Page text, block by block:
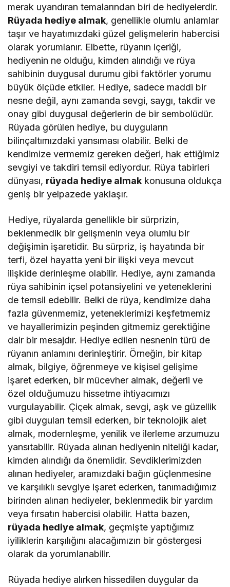
merak uyandıran temalarından biri de hediyelerdir.
Rüyada hediye almak, genellikle olumlu anlamlar
taşır ve hayatımızdaki güzel gelişmelerin habercisi
olarak yorumlanır. Elbette, rüyanın içeriği,
hediyenin ne olduğu, kimden alındığı ve rüya
sahibinin duygusal durumu gibi faktörler yorumu
büyük ölçüde etkiler. Hediye, sadece maddi bir
nesne değil, aynı zamanda sevgi, saygı, takdir ve
onay gibi duygusal değerlerin de bir sembolüdür.
Rüyada görülen hediye, bu duyguların
bilinçaltımızdaki yansıması olabilir. Belki de
kendimize vermemiz gereken değeri, hak ettiğimiz
sevgiyi ve takdiri temsil ediyordur. Rüya tabirleri
dünyası, rüyada hediye almak konusuna oldukça
geniş bir yelpazede yaklaşır.
Hediye, rüyalarda genellikle bir sürprizin,
beklenmedik bir gelişmenin veya olumlu bir
değişimin işaretidir. Bu sürpriz, iş hayatında bir
terfi, özel hayatta yeni bir ilişki veya mevcut
ilişkide derinleşme olabilir. Hediye, aynı zamanda
rüya sahibinin içsel potansiyelini ve yeteneklerini
de temsil edebilir. Belki de rüya, kendimize daha
fazla güvenmemiz, yeteneklerimizi keşfetmemiz
ve hayallerimizin peşinden gitmemiz gerektiğine
dair bir mesajdır. Hediye edilen nesnenin türü de
rüyanın anlamını derinleştirir. Örneğin, bir kitap
almak, bilgiye, öğrenmeye ve kişisel gelişime
işaret ederken, bir mücevher almak, değerli ve
özel olduğumuzu hissetme ihtiyacımızı
vurgulayabilir. Çiçek almak, sevgi, aşk ve güzellik
gibi duyguları temsil ederken, bir teknolojik alet
almak, modernleşme, yenilik ve ilerleme arzumuzu
yansıtabilir. Rüyada alınan hediyenin niteliği kadar,
kimden alındığı da önemlidir. Sevdiklerimizden
alınan hediyeler, aramızdaki bağın güçlenmesine
ve karşılıklı sevgiye işaret ederken, tanımadığımız
birinden alınan hediyeler, beklenmedik bir yardım
veya fırsatın habercisi olabilir. Hatta bazen,
rüyada hediye almak, geçmişte yaptığımız
iyiliklerin karşılığını alacağımızın bir göstergesi
olarak da yorumlanabilir.
Rüyada hediye alırken hissedilen duygular da